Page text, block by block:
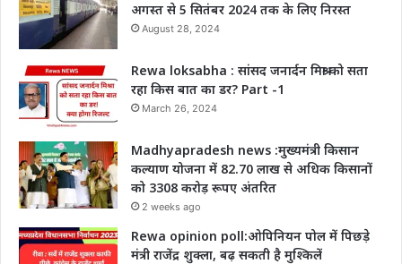
अगस्त से 5 सितंबर 2024 तक के लिए निरस्त
August 28, 2024
Rewa loksabha : सांसद जनार्दन मिश्रा को सता
रहा किस बात का डर? Part -1
March 26, 2024
Madhyapradesh news :मुख्यमंत्री किसान
कल्याण योजना में 82.70 लाख से अधिक किसानों
को 3308 करोड़ रूपए अंतरित
2 weeks ago
Rewa opinion poll:ओपिनियन पोल में पिछड़े
मंत्री राजेंद्र शुक्ला, बढ़ सकती है मुश्किलें